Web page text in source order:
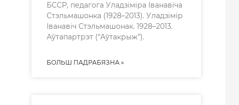
БССР, педагога Уладзіміра Іванавіча
Стэльмашонка (1928–2013). Уладзімір
Іванавіч Стэльмашонак. 1928–2013.
Аўтапартрэт (“Аўтакрыж”).
БОЛЬШ ПАДРАБЯЗНА »